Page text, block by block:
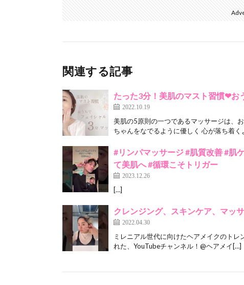
関連する記事
たった3分！美肌のマスト習慣❤︎お
2022.10.19
美肌の5原則の一つであるマッサージは、
ちゃんをなでるように優しく 心が落ち着く
#リンパマッサージ #肌質改善 #肌
て美肌へ #循環こそトリガー
2023.12.26
[…]
クレンジング、スキンケア、マッ
2022.04.30
ミレニアル世代に向けたヘアメイクのト
れた、YouTubeチャンネル！@ヘアメイ[…]